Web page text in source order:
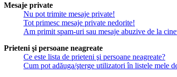
Mesaje private
Nu pot trimite mesaje private!
Tot primesc mesaje private nedorite!
Am primit spam-uri sau mesaje abuzive de la
Prieteni şi persoane neagreate
Ce este lista de prieteni şi persoane neagreate?
Cum pot adăuga/şterge utilizatori în listele mele